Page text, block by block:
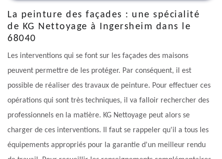
La peinture des façades : une spécialité
de KG Nettoyage à Ingersheim dans le
68040
Les interventions qui se font sur les façades des maisons
peuvent permettre de les protéger. Par conséquent, il est
possible de réaliser des travaux de peinture. Pour effectuer ces
opérations qui sont très techniques, il va falloir rechercher des
professionnels en la matière. KG Nettoyage peut alors se
charger de ces interventions. Il faut se rappeler qu'il a tous les
équipements appropriés pour la garantie d'un meilleur rendu